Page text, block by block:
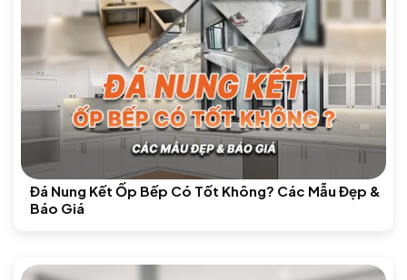
Đá Nung Kết Ốp Bếp Có Tốt Không? Các Mẫu Đẹp &
Báo Giá